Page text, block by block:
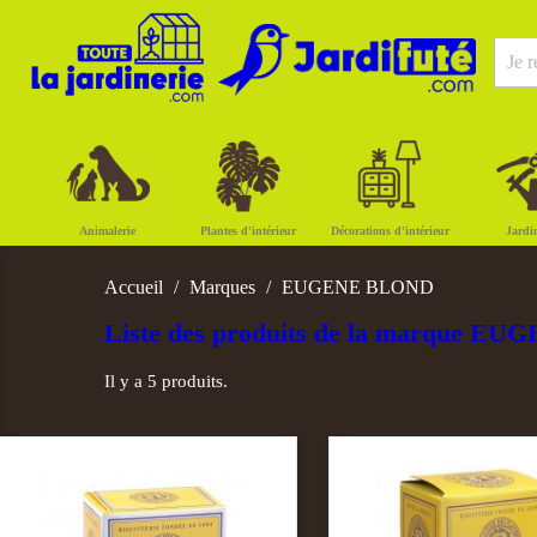
Animalerie Plantes d'intérieur Décorations d'intérieur
Accueil Marques EUGENE BLOND
Liste des produits de la marque
Il y a 5 produits.